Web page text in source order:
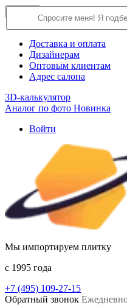
О компании
Доставка и оплата
Дизайнерам
Оптовым клиентам
Адрес салона
3D-калькулятор
Аналог по фото Новинка
Войти
Мы импортируем плитку
c 1995 года
+7 (495) 109-27-15
Обратный звонок